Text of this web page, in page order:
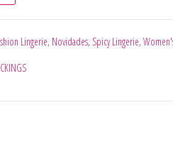
Lingerie, Novidades, Spicy Lingerie,